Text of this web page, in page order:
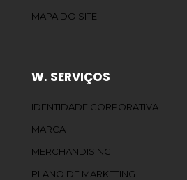
MAPA DO SITE
W. SERVIÇOS
IDENTIDADE CORPORATIVA
MARCA
MERCHANDISING
PLANO DE MARKETING